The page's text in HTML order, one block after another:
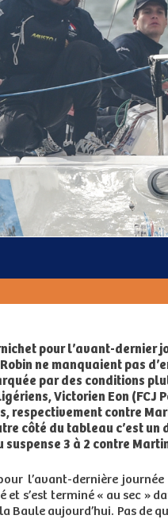
pour l’avant-dernier
ne manquaient pas
par des conditions
Victorien Eon (FCJ
respectivement contre
côté du tableau c’est
3 à 2 contre
l’avant-dernière
et s’est terminé « au sec
Baule aujourd’hui. Pas